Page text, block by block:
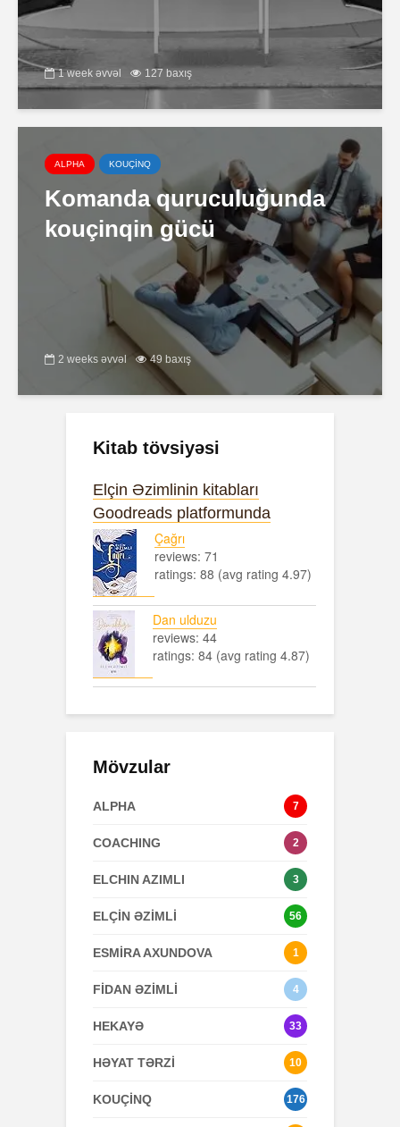
1 week əvvəl 127 baxış
ALPHA KOUÇİNQ
Komanda quruculuğunda
kouçinqin gücü
2 weeks əvvəl 49 baxış
Kitab tövsiyəsi
Elçin Əzimlinin kitabları
Goodreads platformunda
Çağrı
reviews: 71
ratings: 88 (avg rating 4.97)
Dan ulduzu
reviews: 44
ratings: 84 (avg rating 4.87)
Mövzular
ALPHA 7
COACHING 2
ELCHIN AZIMLI 3
ELÇİN ƏZİMLİ 56
ESMİRA AXUNDOVA 1
FİDAN ƏZİMLİ 4
HEKAYƏ 33
HƏYAT TƏRZİ 10
KOUÇİNQ 176